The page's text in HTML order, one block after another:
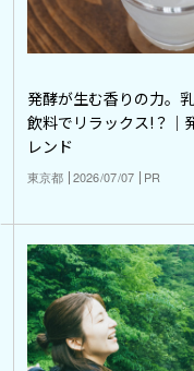
発酵が生む香りの力。
飲料でリラックス!？｜
レンド
東京都 2026/07/07 PR